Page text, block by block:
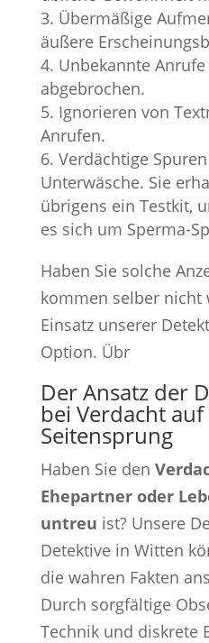
Übermäßige
äußere
Unbekannte
abgebrochen.
Ignorieren von
Anrufen.
Verdächtige
Unterwäsche. Sie
übrigens ein Testkit,
es sich um Sperma-
Haben Sie solche
kommen selber nicht
Einsatz unserer
Option. Übr
Der Ansatz der
bei Verdacht
Seitensprung
Haben Sie den
Ehepartner oder
untreu ist? Unsere
Detektive in Witten
die wahren Fakten
Durch sorgfältige
Technik und diskrete